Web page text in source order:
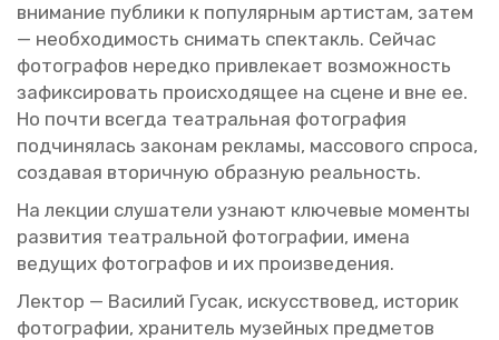
вни­ма­ние пуб­ли­ки к по­пу­ляр­ным ар­ти­стам, затем
— необ­хо­ди­мость сни­мать спек­такль. Сей­час
фо­то­гра­фов неред­ко при­вле­ка­ет воз­мож­ность
за­фик­си­ро­вать про­ис­хо­дя­щее на сцене и вне ее.
Но почти все­гда те­ат­раль­ная фо­то­гра­фия
под­чи­ня­лась за­ко­нам ре­кла­мы, мас­со­во­го спро­са,
со­зда­вая вто­рич­ную об­раз­ную ре­аль­ность.
На лек­ции слу­ша­те­ли узна­ют клю­че­вые мо­мен­ты
раз­ви­тия те­ат­раль­ной фо­то­гра­фии, имена
ве­ду­щих фо­то­гра­фов и их про­из­ве­де­ния.
Лек­тор — Ва­си­лий Гусак, ис­кус­ство­вед, ис­то­рик
фо­то­гра­фии, хра­ни­тель му­зей­ных пред­ме­тов